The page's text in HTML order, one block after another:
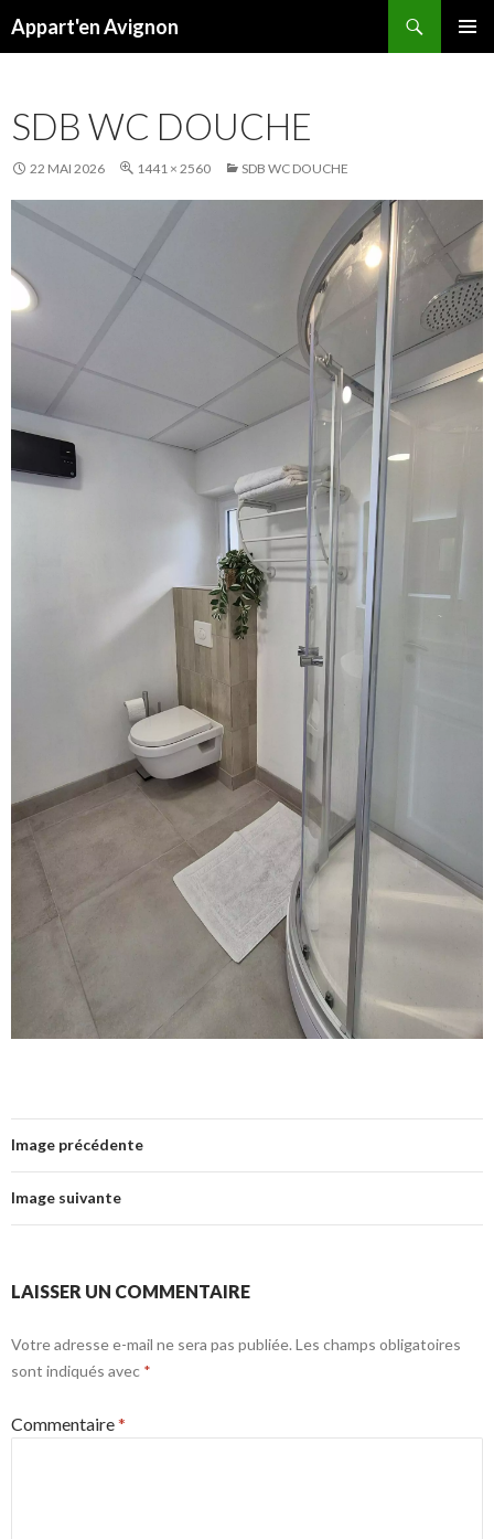
Appart'en Avignon
SDB WC DOUCHE
22 MAI 2026 1441 × 2560 SDB WC DOUCHE
Image précédente
Image suivante
LAISSER UN COMMENTAIRE
Votre adresse e-mail ne sera pas publiée. Les champs obligatoires
sont indiqués avec *
Commentaire*